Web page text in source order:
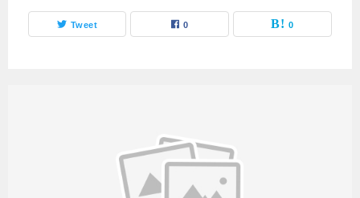
Tweet 0 0